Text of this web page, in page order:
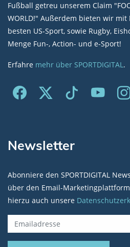
Fußball getreu unserem Claim
WORLD!" Außerdem bieten wir mit
besten US-Sport, sowie Rugby,
Menge Fun-, Action- und e-Sport!
Erfahre mehr über SPORTDIGITAL.
Newsletter
Abonniere den SPORTDIGITAL
über den Email-
hierzu auch unsere